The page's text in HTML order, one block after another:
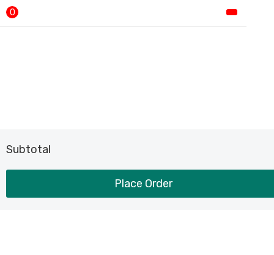
0
Subtotal
Place Order